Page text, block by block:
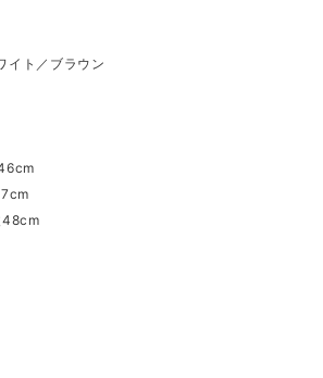
イト／ブラウン
48cm